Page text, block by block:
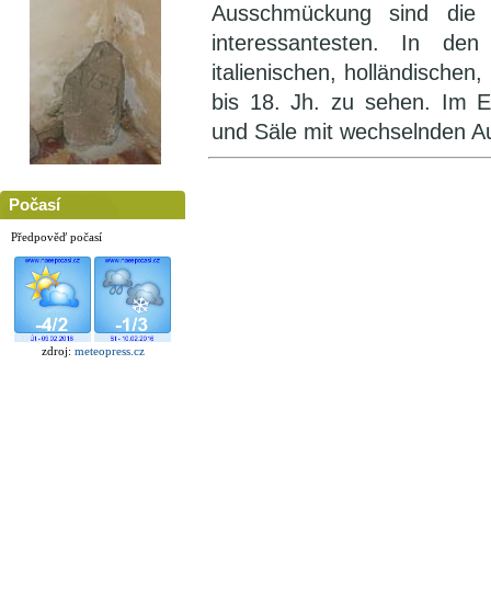
Počasí
Předpověď počasí
zdroj: meteopress.cz
Ausschmückung sind
interessantesten. In
italienischen,
bis 18. Jh. zu sehen. Im
und Säle mit wechselnden